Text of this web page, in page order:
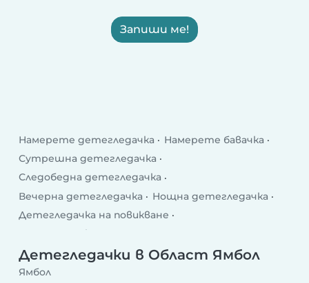
Запиши ме!
Намерете детегледачка
Намерете бавачка
Сутрешна детегледачка
Следобедна детегледачка
Вечерна детегледачка
Нощна детегледачка
Детегледачка на повикване
Детегледачка след училище
Делнична детегледачка
Уикенд детегледачка
Детегледачки в Област Ямбол
Ямбол